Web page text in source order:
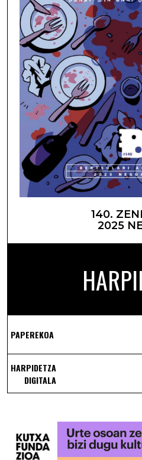
140.
2025
PAPEREKOA
HARPIDETZA
DIGITALA